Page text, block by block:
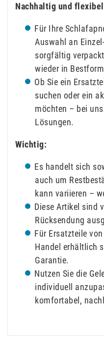
Nachhaltig und flexibel
Für Ihre
Auswahl an
sorgfältig
wieder in
Ob Sie ein
suchen oder ein
möchten – bei
Lösungen.
Wichtig:
Es handelt sich
auch um
kann variieren –
Diese Artikel sind
Rücksendung
Für Ersatzteile
Handel erhältlich
Garantie.
Nutzen Sie die
individuell
komfortabel,